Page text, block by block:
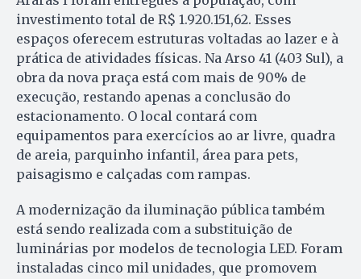
investimento total de R$ 1.920.151,62. Esses
espaços oferecem estruturas voltadas ao lazer e à
prática de atividades físicas. Na Arso 41 (403 Sul), a
obra da nova praça está com mais de 90% de
execução, restando apenas a conclusão do
estacionamento. O local contará com
equipamentos para exercícios ao ar livre, quadra
de areia, parquinho infantil, área para pets,
paisagismo e calçadas com rampas.
A modernização da iluminação pública também
está sendo realizada com a substituição de
luminárias por modelos de tecnologia LED. Foram
instaladas cinco mil unidades, que promovem